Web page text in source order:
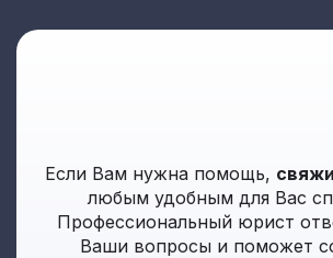
Если Вам нужна помощь,
любым удобным для Вас
Профессиональный юрист
Ваши вопросы и поможет